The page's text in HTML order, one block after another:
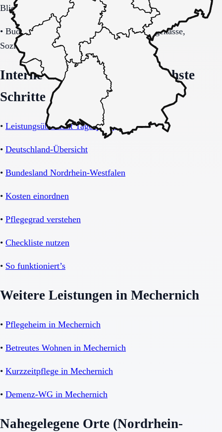
Blick auf Sicherheitsaspekte.
• Budget-/Kostenträgerrahmen (privat, Pflegekasse,
Sozialhilfe möglich).
Interne Orientierung und nächste
Schritte
• Leistungsübersicht Tagespflege
• Deutschland-Übersicht
• Bundesland Nordrhein-Westfalen
• Kosten einordnen
• Pflegegrad verstehen
• Checkliste nutzen
• So funktioniert’s
Weitere Leistungen in Mechernich
• Pflegeheim in Mechernich
• Betreutes Wohnen in Mechernich
• Kurzzeitpflege in Mechernich
• Demenz-WG in Mechernich
Nahegelegene Orte (Nordrhein-